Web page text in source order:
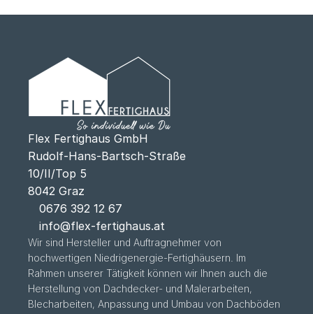
Flex Fertighaus GmbH
Rudolf-Hans-Bartsch-Straße
10/II/Top 5
8042 Graz
0676 392 12 67
info@flex-fertighaus.at
Wir sind Hersteller und Auftragnehmer von
hochwertigen Niedrigenergie-Fertighäusern. Im
Rahmen unserer Tätigkeit können wir Ihnen auch die
Herstellung von Dachdecker- und Malerarbeiten,
Blecharbeiten, Anpassung und Umbau von Dachböden